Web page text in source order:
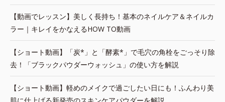
【動画でレッスン】美しく長持ち！基本のネイルケア＆ネイルカ
ラー｜キレイをかなえるHOW TO動画
【ショート動画】「炭*」と「酵素*」で毛穴の角栓をごっそり除
去！「ブラックパウダーウォッシュ」の使い方を解説
【ショート動画】軽めのメイクで過ごしたい日にも！ふんわり美